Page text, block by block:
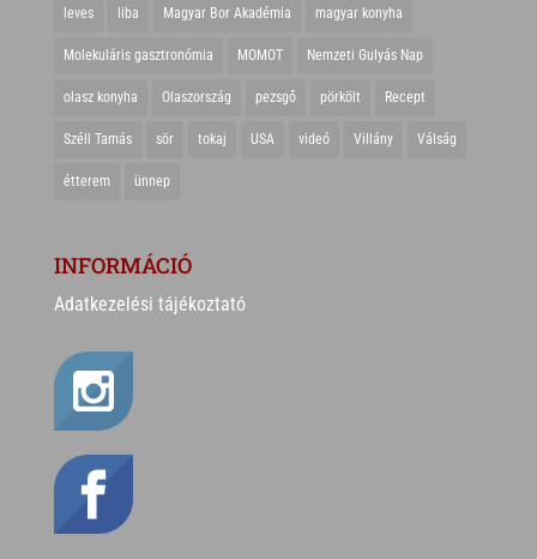
leves liba Magyar Bor Akadémia magyar konyha
Molekuláris gasztronómia MOMOT Nemzeti Gulyás Nap
olasz konyha Olaszország pezsgő pörkölt Recept
Széll Tamás sör tokaj USA videó Villány Válság
étterem ünnep
INFORMÁCIÓ
Adatkezelési tájékoztató